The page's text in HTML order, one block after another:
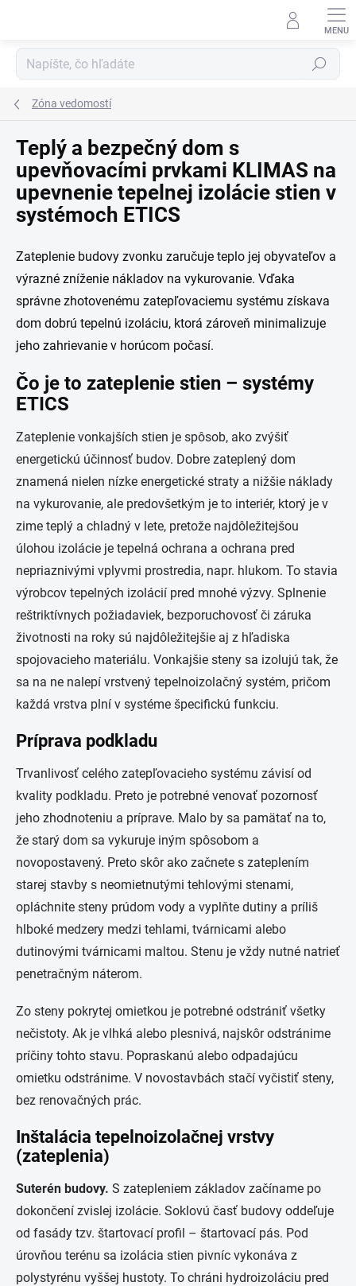
Hľadať
Zóna vedomostí
Teplý a bezpečný dom s
upevňovacími prvkami KLIMAS na
upevnenie tepelnej izolácie stien v
systémoch ETICS
Zateplenie budovy zvonku zaručuje teplo jej obyvateľov a
výrazné zníženie nákladov na vykurovanie. Vďaka
správne zhotovenému zatepľovaciemu systému získava
dom dobrú tepelnú izoláciu, ktorá zároveň minimalizuje
jeho zahrievanie v horúcom počasí.
Čo je to zateplenie stien – systémy
ETICS
Zateplenie vonkajších stien je spôsob, ako zvýšiť
energetickú účinnosť budov. Dobre zateplený dom
znamená nielen nízke energetické straty a nižšie náklady
na vykurovanie, ale predovšetkým je to interiér, ktorý je v
zime teplý a chladný v lete, pretože najdôležitejšou
úlohou izolácie je tepelná ochrana a ochrana pred
nepriaznivými vplyvmi prostredia, napr. hlukom. To stavia
výrobcov tepelných izolácií pred mnohé výzvy. Splnenie
reštriktívnych požiadaviek, bezporuchovosť či záruka
životnosti na roky sú najdôležitejšie aj z hľadiska
spojovacieho materiálu. Vonkajšie steny sa izolujú tak, že
sa na ne nalepí vrstvený tepelnoizolačný systém, pričom
každá vrstva plní v systéme špecifickú funkciu.
Príprava podkladu
Trvanlivosť celého zatepľovacieho systému závisí od
kvality podkladu. Preto je potrebné venovať pozornosť
jeho zhodnoteniu a príprave. Malo by sa pamätať na to,
že starý dom sa vykuruje iným spôsobom a
novopostavený. Preto skôr ako začnete s zateplením
starej stavby s neomietnutými tehlovými stenami,
opláchnite steny prúdom vody a vyplňte dutiny a príliš
hlboké medzery medzi tehlami, tvárnicami alebo
dutinovými tvárnicami maltou. Stenu je vždy nutné natrieť
penetračným náterom.
Zo steny pokrytej omietkou je potrebné odstrániť všetky
nečistoty. Ak je vlhká alebo plesnivá, najskôr odstránime
príčiny tohto stavu. Popraskanú alebo odpadajúcu
omietku odstránime. V novostavbách stačí vyčistiť steny,
bez renovačných prác.
Inštalácia tepelnoizolačnej vrstvy
(zateplenia)
Suterén budovy. S zatepleniem základov začíname po
dokončení zvislej izolácie. Soklovú časť budovy oddeľuje
od fasády tzv. štartovací profil – štartovací pás. Pod
úrovňou terénu sa izolácia stien pivníc vykonáva z
polystyrénu vyššej hustoty. To chráni hydroizoláciu pred